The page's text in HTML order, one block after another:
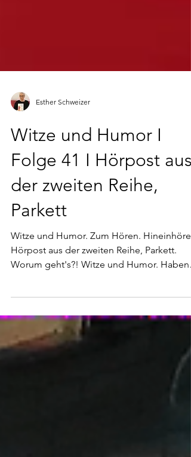
Esther Schweizer
Witze und Humor I
Folge 41 I Hörpost aus
der zweiten Reihe,
Parkett
Witze und Humor. Zum Hören.
Hörpost aus der zweiten Reihe, Parkett.